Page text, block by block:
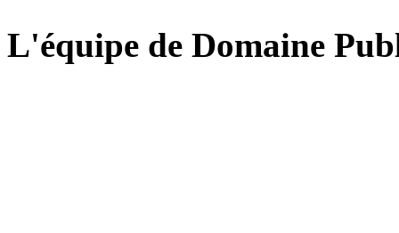
L'équipe de Domaine